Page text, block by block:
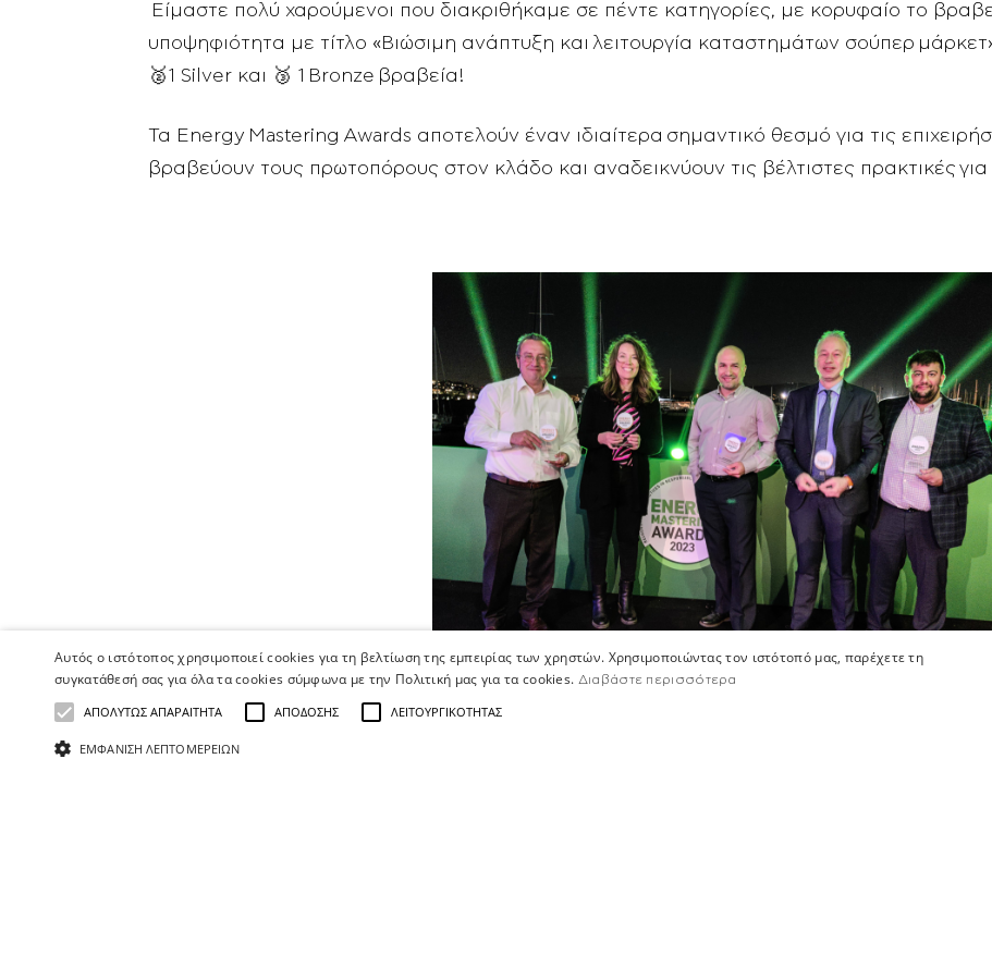
Είμαστε πολύ χαρούμενοι που διακριθήκαμε σε πέντε κατηγορίες, με κορυφαίο το
υποψηφιότητα με τίτλο «Βιώσιμη ανάπτυξη και λειτουργία καταστημάτων σούπερ
🥈1 Silver και 🥉 1 Bronze βραβεία!
Τα Energy Mastering Awards αποτελούν έναν ιδιαίτερα σημαντικό θεσμό για τις
βραβεύουν τους πρωτοπόρους στον κλάδο και αναδεικνύουν τις βέλτιστες πρακτικές
Αυτός ο ιστότοπος χρησιμοποιεί cookies για τη βελτίωση της εμπειρίας των χρηστών. Χρησιμοποιώντας τον ιστότοπό μας, παρέχετε τη
συγκατάθεσή σας για όλα τα cookies σύμφωνα με την Πολιτική μας για τα cookies. Διαβάστε περισσότερα
ΑΠΟΛΎΤΩΣ ΑΠΑΡΑΊΤΗΤΑ ΑΠΌΔΟΣΗΣ ΛΕΙΤΟΥΡΓΙΚΌΤΗΤΑΣ
ΕΜΦΆΝΙΣΗ ΛΕΠΤΟΜΕΡΕΙΏΝ